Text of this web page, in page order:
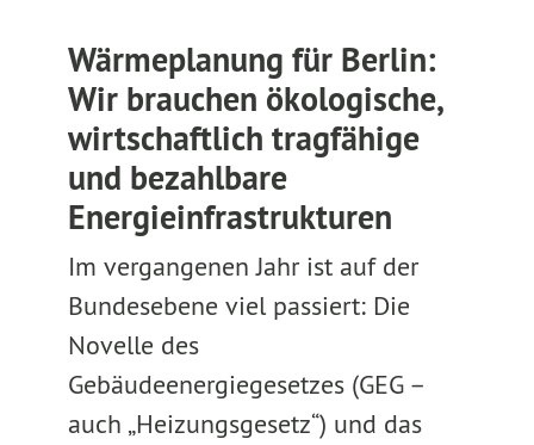
Wärmeplanung für Berlin:
Wir brauchen ökologische,
wirtschaftlich tragfähige
und bezahlbare
Energieinfrastrukturen
Im vergangenen Jahr ist auf der
Bundesebene viel passiert: Die
Novelle des
Gebäudeenergiegesetzes (GEG –
auch „Heizungsgesetz“) und das